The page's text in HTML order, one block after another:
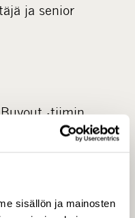
sisällön ja mainosten
ja senior
-tiimin
040 508 0121